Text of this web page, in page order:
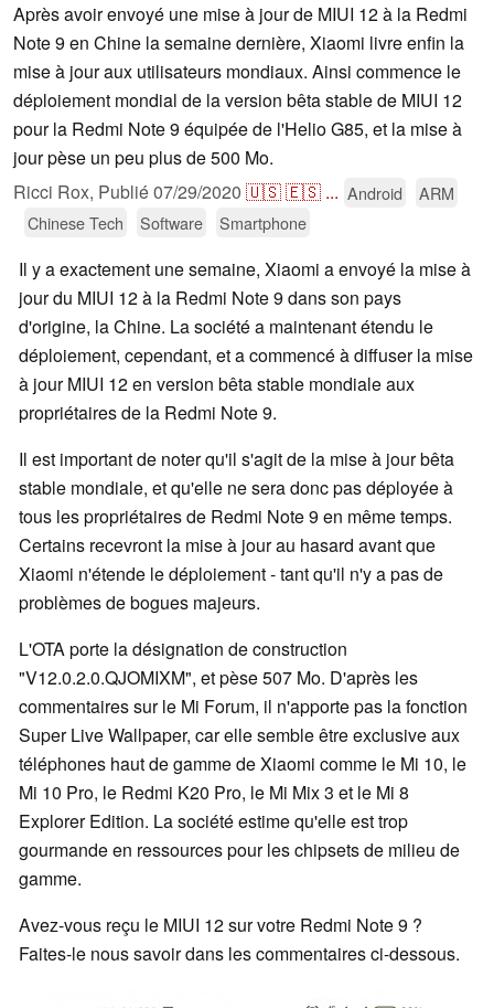
Après avoir envoyé une mise à jour de MIUI 12 à la Redmi
Note 9 en Chine la semaine dernière, Xiaomi livre enfin la
mise à jour aux utilisateurs mondiaux. Ainsi commence le
déploiement mondial de la version bêta stable de MIUI 12
pour la Redmi Note 9 équipée de l'Helio G85, et la mise à
jour pèse un peu plus de 500 Mo.
Ricci Rox, Publié07/29/2020 🇺🇸🇪🇸 ... Android
ARM
Chinese Tech
Software Smartphone
Il y a exactement une semaine, Xiaomi a envoyé la mise à
jour du MIUI 12 à la Redmi Note 9 dans son pays
d'origine, la Chine. La société a maintenant étendu le
déploiement, cependant, et a commencé à diffuser la mise
à jour MIUI 12 en version bêta stable mondiale aux
propriétaires de la Redmi Note 9.
Il est important de noter qu'il s'agit de la mise à jour bêta
stable mondiale, et qu'elle ne sera donc pas déployée à
tous les propriétaires de Redmi Note 9 en même temps.
Certains recevront la mise à jour au hasard avant que
Xiaomi n'étende le déploiement - tant qu'il n'y a pas de
problèmes de bogues majeurs.
L'OTA porte la désignation de construction
"V12.0.2.0.QJOMIXM", et pèse 507 Mo. D'après les
commentaires sur le Mi Forum, il n'apporte pas la fonction
Super Live Wallpaper, car elle semble être exclusive aux
téléphones haut de gamme de Xiaomi comme le Mi 10, le
Mi 10 Pro, le Redmi K20 Pro, le Mi Mix 3 et le Mi 8
Explorer Edition. La société estime qu'elle est trop
gourmande en ressources pour les chipsets de milieu de
gamme.
Avez-vous reçu le MIUI 12 sur votre Redmi Note 9 ?
Faites-le nous savoir dans les commentaires ci-dessous.